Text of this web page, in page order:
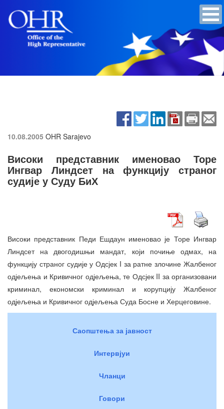
10.08.2005 OHR Sarajevo
Високи представник именовао Торе
Ингвар Линдсет на функцију страног
судије у Суду БиХ
Високи представник Педи Ешдаун именовао је Торе Ингвар
Линдсет на двогодишњи мандат, који почиње одмах, на
функцију страног судије у Одсјек I за ратне злочине Жалбеног
одјељења и Кривичног одјељења, те Одсјек II за организовани
криминал, економски криминал и корупцију Жалбеног
одјељења и Кривичног одјељења Суда Босне и Херцеговине.
Саопштења за јавност
Интервјуи
Чланци
Говори